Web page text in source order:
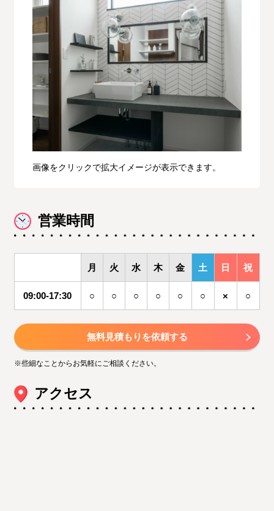
画像をクリックで拡大イメージが表示できます。
営業時間
月 火 水 木 金 土 日 祝
09:00-17:30 ○ ○ ○ ○ ○ ○ × ○
無料見積もりを依頼する
※些細なことからお気軽にご相談ください。
アクセス